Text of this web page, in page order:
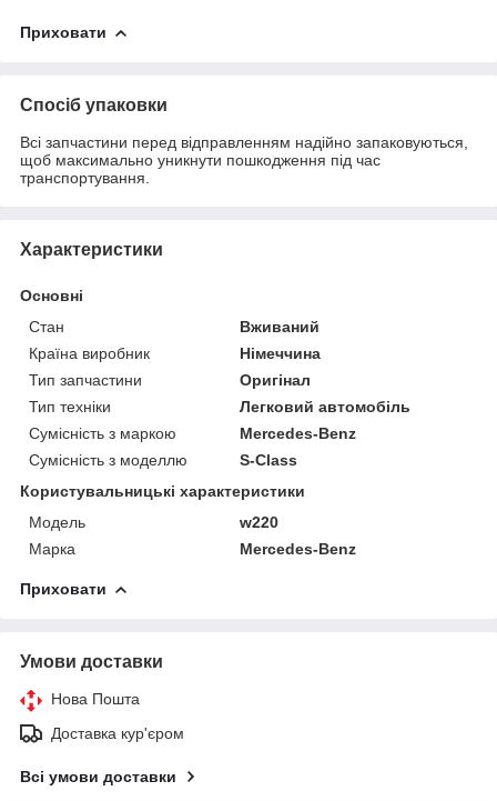
Приховати
Спосіб упаковки
Всі запчастини перед відправленням надійно запаковуються,
щоб максимально уникнути пошкодження під час
транспортування.
Характеристики
Основні
Стан
Вживаний
Країна виробник
Німеччина
Тип запчастини
Оригінал
Тип техніки
Легковий автомобіль
Сумісність з маркою
Mercedes-Benz
Сумісність з моделлю
S-Class
Користувальницькі характеристики
Модель
w220
Марка
Mercedes-Benz
Приховати
Умови доставки
Нова Пошта
Доставка кур'єром
Всі умови доставки